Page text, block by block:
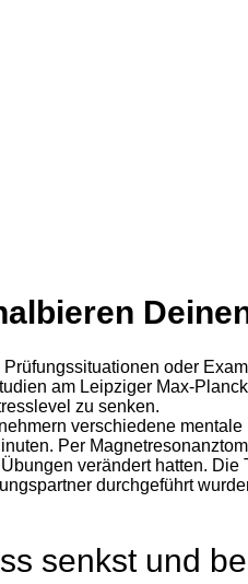
oder
am Leipziger Max-
zu senken.
verschiedene
Per
verändert hatten.
durchgeführt
senkst und